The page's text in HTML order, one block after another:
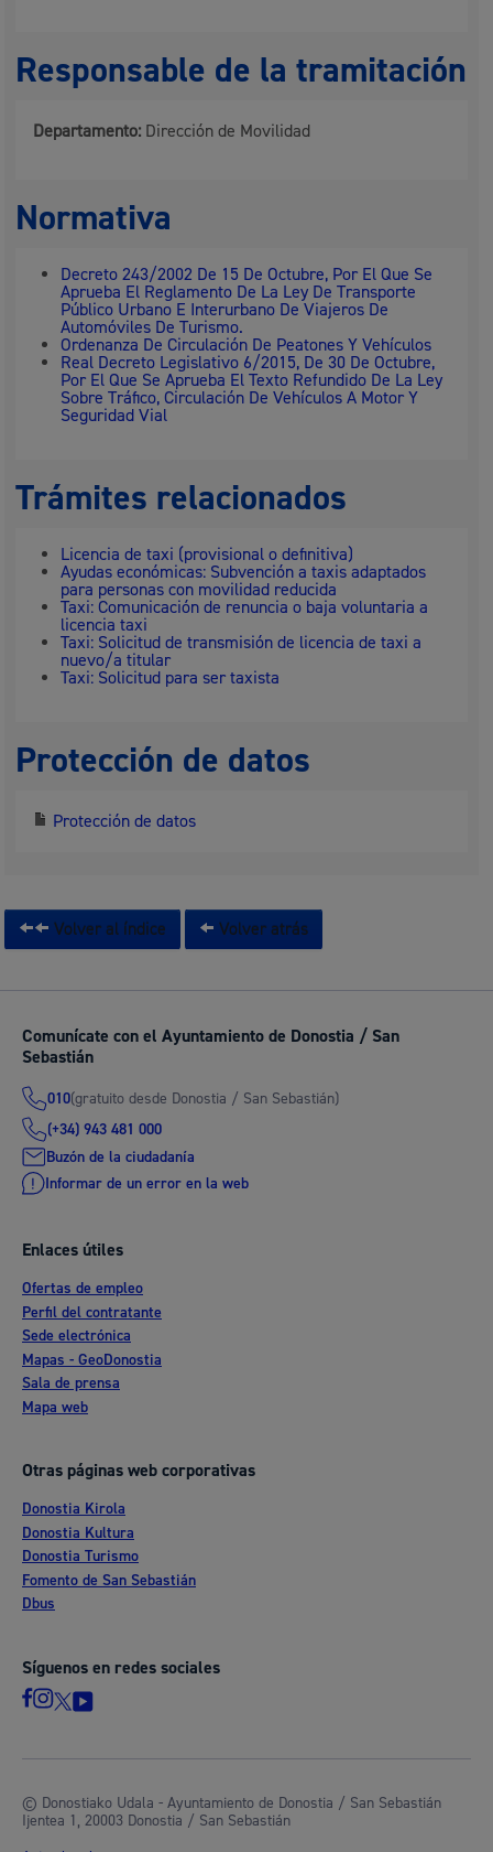
Responsable de la tramitación
Departamento: Dirección de Movilidad
Normativa
Decreto 243/2002 De 15 De Octubre, Por El Que Se
Aprueba El Reglamento De La Ley De Transporte
Público Urbano E Interurbano De Viajeros De
Automóviles De Turismo.
Ordenanza De Circulación De Peatones Y Vehículos
Real Decreto Legislativo 6/2015, De 30 De Octubre,
Por El Que Se Aprueba El Texto Refundido De La Ley
Sobre Tráfico, Circulación De Vehículos A Motor Y
Seguridad Vial
Trámites relacionados
Licencia de taxi (provisional o definitiva)
Ayudas económicas: Subvención a taxis adaptados
para personas con movilidad reducida
Taxi: Comunicación de renuncia o baja voluntaria a
licencia taxi
Taxi: Solicitud de transmisión de licencia de taxi a
nuevo/a titular
Taxi: Solicitud para ser taxista
Protección de datos
Protección de datos
Volver al índice Volver atrás
Comunícate con el Ayuntamiento de Donostia / San
Sebastián
010(gratuito desde Donostia / San Sebastián)
(+34) 943 481 000
Buzón de la ciudadanía
Informar de un error en la web
Enlaces útiles
Ofertas de empleo
Perfil del contratante
Sede electrónica
Mapas - GeoDonostia
Sala de prensa
Mapa web
Otras páginas web corporativas
Donostia Kirola
Donostia Kultura
Donostia Turismo
Fomento de San Sebastián
Dbus
Síguenos en redes sociales
© Donostiako Udala - Ayuntamiento de Donostia / San Sebastián
Ijentea 1, 20003 Donostia / San Sebastián